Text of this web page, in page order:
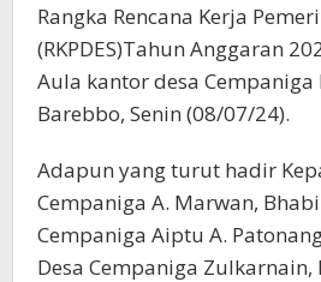
Rangka Rencana Kerja
(RKPDES)Tahun Anggaran
Aula kantor desa Cempaniga
Barebbo, Senin (08/07/24).
Adapun yang turut hadir
Cempaniga A. Marwan,
Cempaniga Aiptu A.
Desa Cempaniga Zulkarnain,